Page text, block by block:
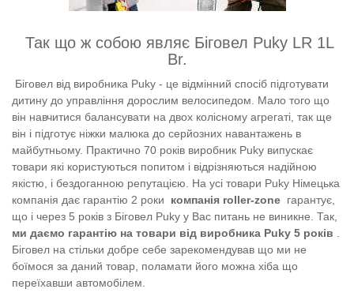
Так що ж собою являє Біговел Puky LR 1L
Br.
Біговел від виробника Puky - це відмінний спосіб підготувати
дитину до управління дорослим велосипедом. Мало того що
він навчитися балансувати на двох колісному агрегаті, так ще
він і підготує ніжки малюка до серйозних навантажень в
майбутньому. Практично 70 років виробник Puky випускає
товари які користуються попитом і відрізняються надійною
якістю, і бездоганною репутацією. На усі товари Puky Німецька
компанія дає гарантію 2 роки
компанія roller-zone гарантує,
що і через 5 років з Біговел Puky у Вас питань не виникне. Так,
ми даємо гарантію на товари від виробника Puky 5 років
Біговел на стільки добре себе зарекомендував що ми не
боїмося за даний товар, поламати його можна хіба що
переїхавши автомобілем.